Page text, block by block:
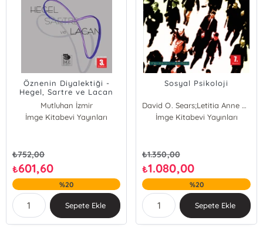
Öznenin Diyalektiği -
Hegel, Sartre ve Lacan
Mutluhan İzmir
İmge Kitabevi Yayınları
₺752,00
₺601,60
%20
Sepete Ekle
Sosyal Psikoloji
David O. Sears;Letitia Anne Peplau;Shelley E. Taylor
İmge Kitabevi Yayınları
₺1.350,00
₺1.080,00
%20
Sepete Ekle